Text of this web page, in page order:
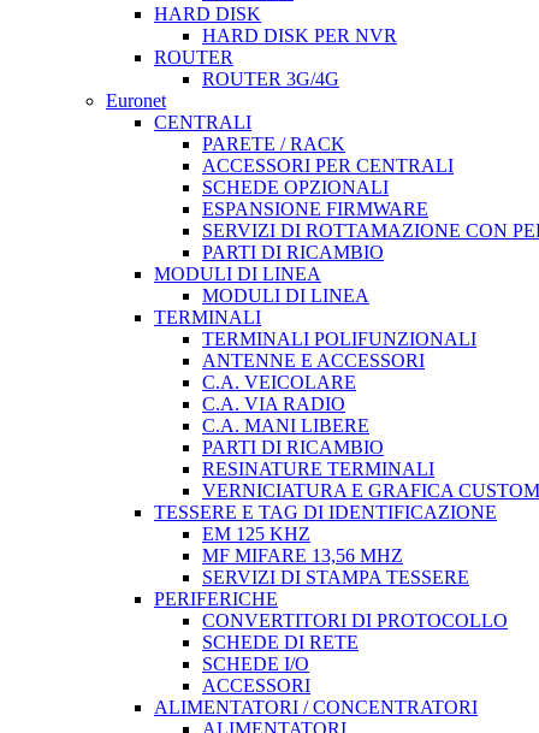
HARD DISK
HARD DISK PER NVR
ROUTER
ROUTER 3G/4G
Euronet
CENTRALI
PARETE / RACK
ACCESSORI PER CENTRALI
SCHEDE OPZIONALI
ESPANSIONE FIRMWARE
SERVIZI DI ROTTAMAZIONE CON
PARTI DI RICAMBIO
MODULI DI LINEA
MODULI DI LINEA
TERMINALI
TERMINALI POLIFUNZIONALI
ANTENNE E ACCESSORI
C.A. VEICOLARE
C.A. VIA RADIO
C.A. MANI LIBERE
PARTI DI RICAMBIO
RESINATURE TERMINALI
VERNICIATURA E GRAFICA CUSTOM
TESSERE E TAG DI IDENTIFICAZIONE
EM 125 KHZ
MF MIFARE 13,56 MHZ
SERVIZI DI STAMPA TESSERE
PERIFERICHE
CONVERTITORI DI PROTOCOLLO
SCHEDE DI RETE
SCHEDE I/O
ACCESSORI
ALIMENTATORI / CONCENTRATORI
ALIMENTATORI